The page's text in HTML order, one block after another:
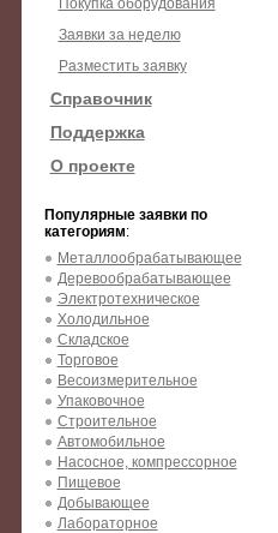
Покупка оборудования
Заявки за неделю
Разместить заявку
Справочник
Поддержка
О проекте
Популярные заявки по
категориям:
Металлообрабатывающее
Деревообрабатывающее
Электротехническое
Холодильное
Складское
Торговое
Весоизмерительное
Упаковочное
Строительное
Автомобильное
Насосное, компрессорное
Пищевое
Добывающее
Лабораторное